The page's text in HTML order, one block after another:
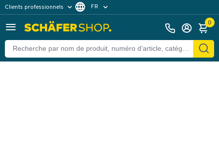
Clients professionnels
Clients particuliers
FR
0
Retour